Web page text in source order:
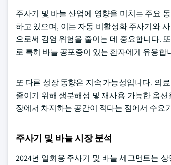
주사기 및 바늘 산업에 영향을 미치는 주요
하고 있으며, 이는 자동 비활성화 주사기와
으로써 감염 위험을 줄이는 데 중요합니다.
로 특히 바늘 공포증이 있는 환자에게 유용합
또 다른 성장 동향은 지속 가능성입니다. 의
줄이기 위해 생분해성 및 재사용 가능한 옵
장에서 차지하는 공간이 적다는 점에서 수요
주사기 및 바늘 시장 분석
2024년 일회용 주사기 및 바늘 세그먼트는